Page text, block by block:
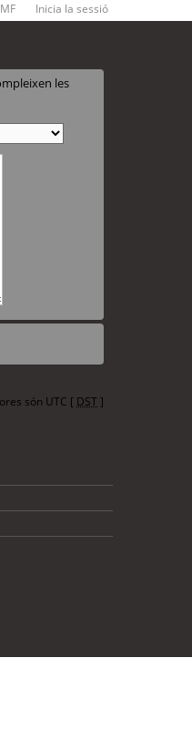
Inicia la sessió
les
són UTC [ DST]